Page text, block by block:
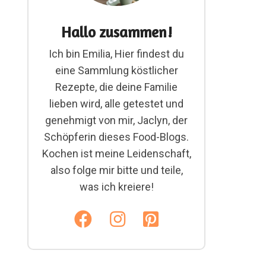
Hallo zusammen!
Ich bin Emilia, Hier findest du
eine Sammlung köstlicher
Rezepte, die deine Familie
lieben wird, alle getestet und
genehmigt von mir, Jaclyn, der
Schöpferin dieses Food-Blogs.
Kochen ist meine Leidenschaft,
also folge mir bitte und teile,
was ich kreiere!